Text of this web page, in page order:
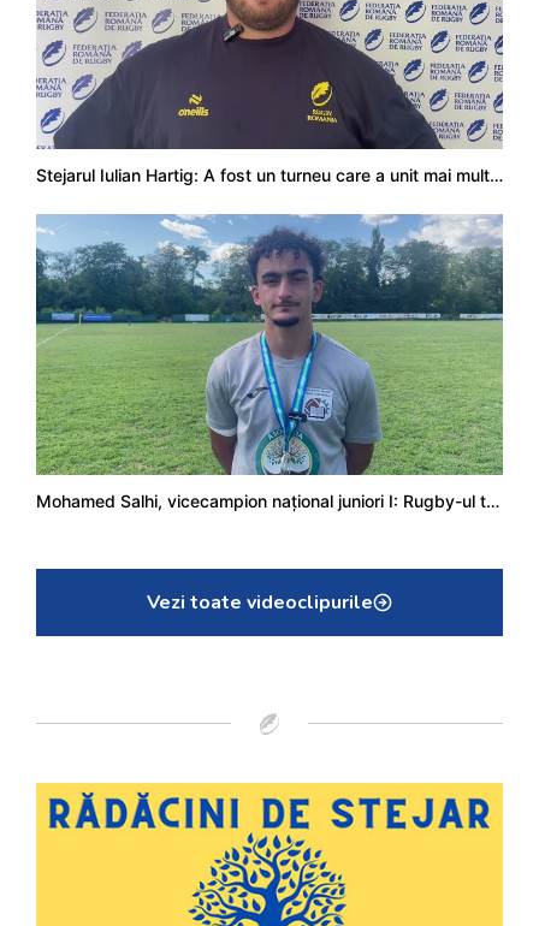
Stejarul Iulian Hartig: A fost un turneu care a unit mai mult echipa
Mohamed Salhi, vicecampion național juniori I: Rugby-ul te învață să accepți și înfrângerile
Vezi toate videoclipurile